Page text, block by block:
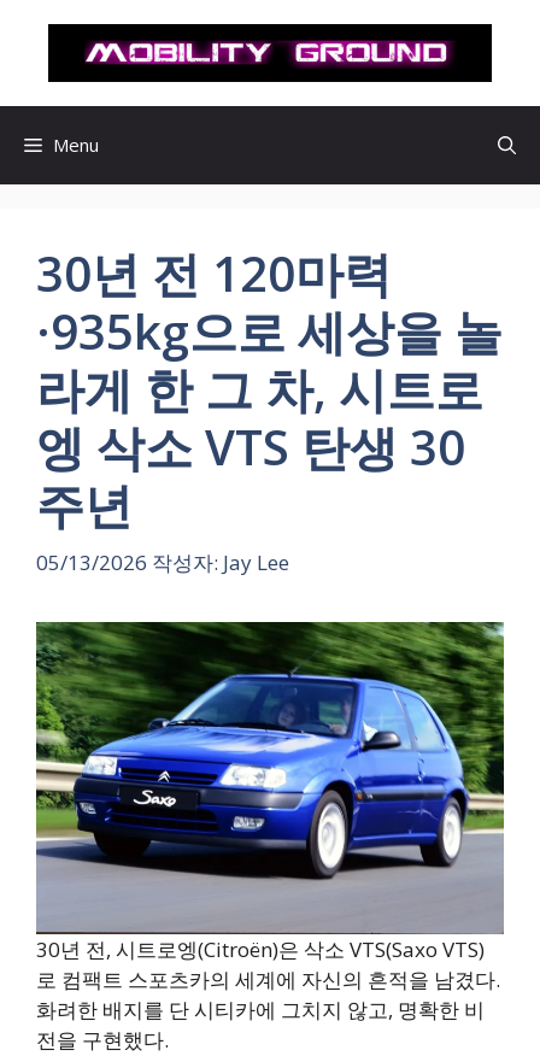
로
Menu
30년 전 120마력
·935kg으로 세상을 놀
라게 한 그 차, 시트로
엥 삭소 VTS 탄생 30
주년
05/13/2026 작성자: Jay Lee
30년 전, 시트로엥(Citroën)은 삭소 VTS(Saxo VTS)
로 컴팩트 스포츠카의 세계에 자신의 흔적을 남겼다.
화려한 배지를 단 시티카에 그치지 않고, 명확한 비
전을 구현했다.